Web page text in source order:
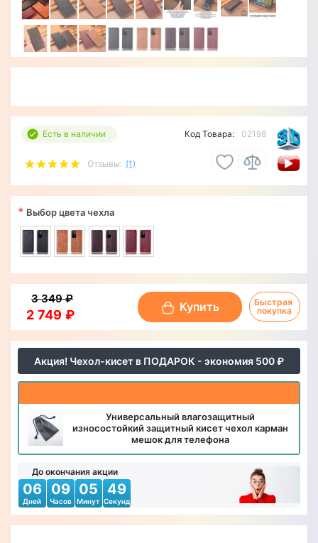
Есть в наличии
Отзывы: (1)
Код Товара: 02198
Акция! Чехол-кисет в ПОДАРОК - экономия 500 ₽
Универсальный влагозащитный
износостойкий защитный кисет чехол карман
мешок для телефона
До окончания акции
06
Дней
09
Часов
05
Минут
46
Секунд
* Выбор цвета чехла
2 749 ₽
3 349 ₽
Купить
Быстрая
покупка